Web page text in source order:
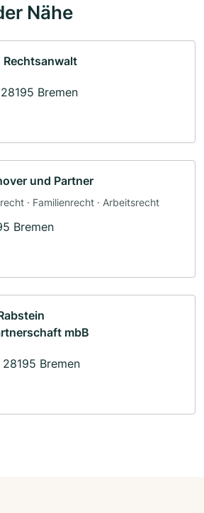
Nähe
Bremen
und Partner
· Familienrecht · Arbeitsrecht
Bremen
mbB
Bremen